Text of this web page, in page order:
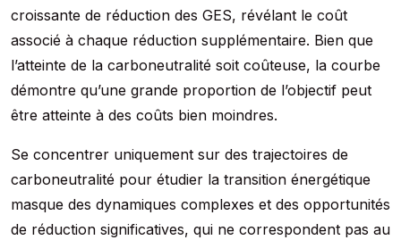
croissante de réduction des GES, révélant le coût
associé à chaque réduction supplémentaire. Bien que
l’atteinte de la carboneutralité soit coûteuse, la courbe
démontre qu’une grande proportion de l’objectif peut
être atteinte à des coûts bien moindres.
Se concentrer uniquement sur des trajectoires de
carboneutralité pour étudier la transition énergétique
masque des dynamiques complexes et des opportunités
de réduction significatives, qui ne correspondent pas au